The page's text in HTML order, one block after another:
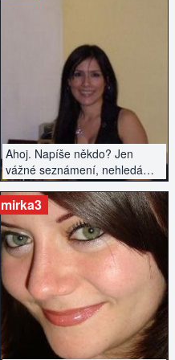
Ahoj. Napíše někdo? Jen
vážné seznámení, nehledám
jen sex...
ZOBRAZIT INZERÁT
mirka3
ZOBRAZIT INZERÁT